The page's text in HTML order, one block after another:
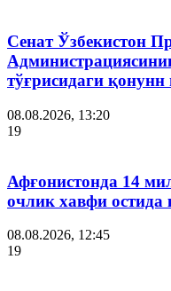
Сенат Ўзбекистон
тўғрисидаги
08.08.2026, 13:20
19
Афғонистонда 14
очлик хавфи остида
08.08.2026, 12:45
19